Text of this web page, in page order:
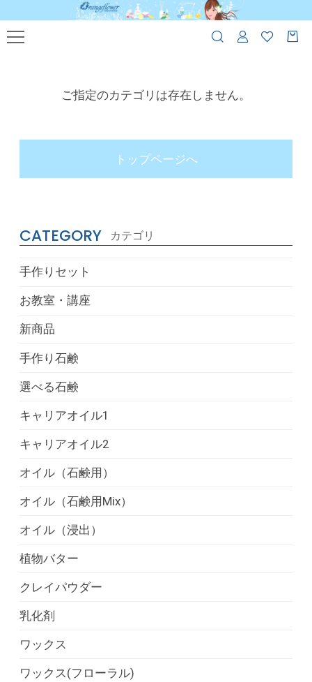
CATEGORY カテゴリ
手作りセット
お教室・講座
新商品
手作り石鹸
選べる石鹸
キャリアオイル1
キャリアオイル2
オイル（石鹸用）
オイル（石鹸用Mix）
オイル（浸出）
植物バター
クレイパウダー
乳化剤
ワックス
ワックス(フローラル)
ご指定のカテゴリは存在しません。
トップページへ